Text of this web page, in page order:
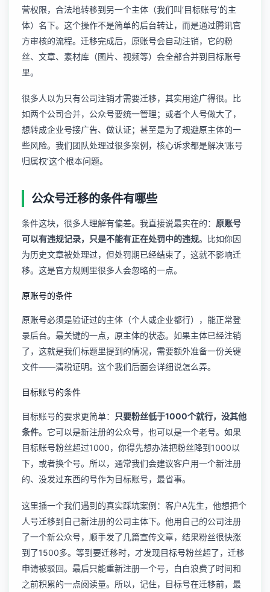
营权限，合法地转移到另一个主体（我们叫‘目标账号’的主
体）名下。这个操作不是简单的后台转让，而是通过腾讯官
方审核的流程。迁移完成后，原账号会自动注销，它的粉
丝、文章、素材库（图片、视频等）会全部合并到目标账号
里。
很多人以为只有公司注销才需要迁移，其实用途广得很。比
如两个公司合并，公众号要统一管理；或者个人号做大了，
想转成企业号接广告、做认证；甚至是为了规避原主体的一
些风险。我们团队处理过很多案例，核心诉求都是解决‘账号
归属权’这个根本问题。
公众号迁移的条件有哪些
条件这块，很多人理解有偏差。我直接说最实在的： 原账号
可以有违规记录，只是不能有正在处罚中的违规。比如你因
为历史文章被处理过，但处罚期已经结束了，这就不影响迁
移。这是官方规则里很多人会忽略的一点。
原账号的条件
原账号必须是验证过的主体（个人或企业都行），能正常登
录后台。最关键的一点，原主体的状态。如果主体已经注销
了，这就是我们标题里提到的情况，需要额外准备一份关键
文件——清税证明。这个我们后面会详细说怎么弄。
目标账号的条件
目标账号的要求更简单：
只要粉丝低于1000个就行，没其他
条件。它可以是新注册的公众号，也可以是一个老号。如果
目标账号粉丝超过1000，你得先想办法把粉丝降到1000以
下，或者换个号。所以，通常我们会建议客户用一个新注册
的、没发过东西的号作为目标账号，最省事。
这里插一个我们遇到的真实踩坑案例：客户A先生，他想把个
人号迁移到自己新注册的公司主体下。他用自己的公司注册
了一个新公众号，顺手发了几篇宣传文章，结果粉丝很快涨
到了1500多。等到要迁移时，才发现目标号粉丝超了，迁移
申请被驳回。最后只能重新注册一个号，白白浪费了时间和
之前积累的一点阅读量。所以，记住，目标号在迁移前，最